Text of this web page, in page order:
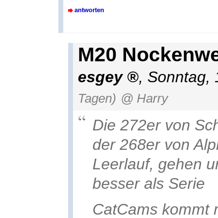
antworten
M20
esgey , Sonntag,
Tagen) @ Harry
Die 272er von
der 268er von
Leerlauf, gehen
besser als Serie
CatCams kommt